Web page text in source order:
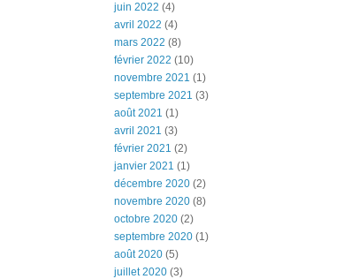
juin 2022 (4)
avril 2022 (4)
mars 2022 (8)
février 2022 (10)
novembre 2021 (1)
septembre 2021 (3)
août 2021 (1)
avril 2021 (3)
février 2021 (2)
janvier 2021 (1)
décembre 2020 (2)
novembre 2020 (8)
octobre 2020 (2)
septembre 2020 (1)
août 2020 (5)
juillet 2020 (3)